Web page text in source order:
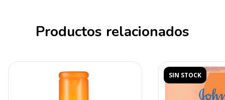
Productos relacionados
SIN STOCK